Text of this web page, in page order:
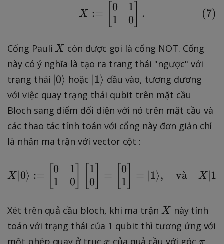
}
,
R
_
z
\
}
X := \begin{bmatrix}
X :=
0
1
1
0
. (7)
Cổng PauliX
X còn được gọi là cổng NOT. Cổng
này có ý nghĩa là tạo ra trang thái "ngược" với
trạng thái \
k
e
t
{
0
0⟩ hoặc \
k
e
t
{
1
1⟩ đầu vào, tương đương
với việc quay trạng thái qubit trên mặt cầu
Bloch sang điểm đối diện với nó trên mặt cầu và
các thao tác tính toán với cổng này đơn giản chỉ
là nhân ma trận với vector cột :
X |0\rangle :=
X ∣0⟩ :=
0
1
1
0
1
0
=
0
1
= ∣1⟩, va
ˋ X ∣1
Xét trên quả cầu bloch, khi ma trậnX
X này tính
toán với trạng thái của 1 qubit thì tương ứng với
một phép quay ở trục x của quả cầu với góc \.